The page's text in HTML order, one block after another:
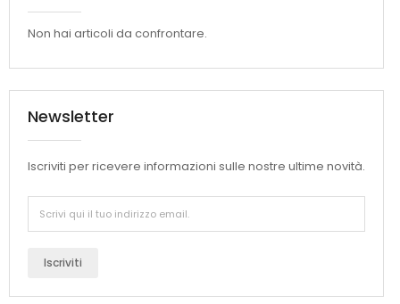
Non hai articoli da confrontare.
Newsletter
Iscriviti per ricevere informazioni sulle nostre ultime novità.
Iscriviti